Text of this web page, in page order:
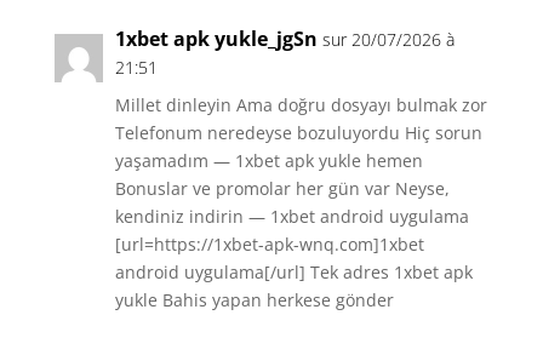
1xbet apk yukle_jgSn sur 20/07/2026 à
21:51
Millet dinleyin Ama doğru dosyayı bulmak zor
Telefonum neredeyse bozuluyordu Hiç sorun
yaşamadım — 1xbet apk yukle hemen
Bonuslar ve promolar her gün var Neyse,
kendiniz indirin — 1xbet android uygulama
[url=https://1xbet-apk-wnq.com]1xbet
android uygulama[/url] Tek adres 1xbet apk
yukle Bahis yapan herkese gönder